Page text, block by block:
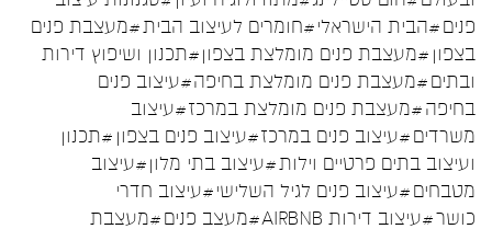
פנים#הבית הישראלי#חומרים לעיצוב הבית#מעצבת פנים
בצפון #מעצבת פנים מומלצת בצפון#תכנון ושיפוץ דירות
ובתים#מעצבת פנים מומלצת בחיפה#עיצוב פנים
בחיפה#מעצבת פנים מומלצת במרכז#עיצוב
משרדים#עיצוב פנים במרכז#עיצוב פנים בצפון #תכנון
ועיצוב בתים פרטיים וילות#עיצוב בתי מלון#עיצוב
מטבחים#עיצוב פנים לגיל השלישי#עיצוב חדרי
כושר#עיצוב דירות AIRBNB #מעצב פנים#מעצבת